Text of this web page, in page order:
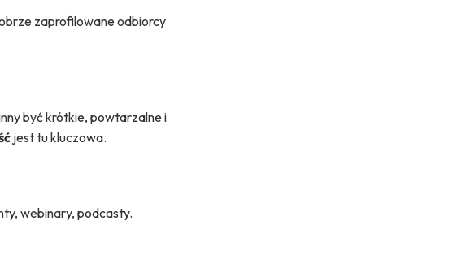
zaprofilowane odbiorcy
być krótkie, powtarzalne i
jest tu kluczowa.
webinary, podcasty.